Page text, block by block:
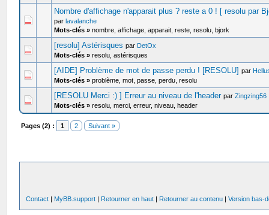
Nombre d'affichage n'apparait plus ? reste a 0 ! [ resolu par
parlavalanche
Mots-clés »nombre, affichage, apparait, reste, resolu, bjork
[resolu] Astérisques par DetOx
Mots-clés »resolu, astérisques
[AIDE] Problème de mot de passe perdu ! [RESOLU] par
Mots-clés »problème, mot, passe, perdu, resolu
[RESOLU Merci :) ] Erreur au niveau de l'header parZingzing56
Mots-clés »resolu, merci, erreur, niveau, header
Pages (2) : 1 2 Suivant »
Contact | MyBB.support | Retourner en haut | Retourner au contenu |Version bas-